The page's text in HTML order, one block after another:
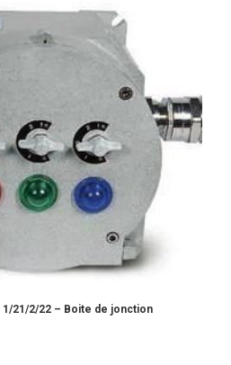
1/21/2/22 – Boite de jonction